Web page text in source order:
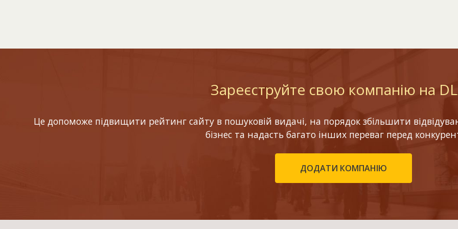
Зареєструйте свою компанію на
Це допоможе підвищити рейтинг сайту в пошуковій видачі, на порядок збільшити
бізнес та надасть багато інших переваг перед
ДОДАТИ КОМПАНІЮ